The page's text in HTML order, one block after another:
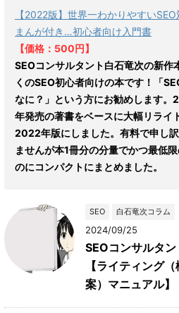
【2022版】世界一わかりやすいSEO
まんが付き…初心者向け入門書
【価格：500円】
SEOコンサルタント白石竜次の新作
くのSEO初心者向けの本です！「
なに？」という方にお勧めします。
年発売の著書をベースに大幅リライ
2022年版にしました。有料で申し訳
ませんが本1冊分の分量でかつ最低
のにコンパクトにまとめました。
SEO 白石竜次コラム
2024/09/25
SEOコンサルタン
【ライティング
案）マニュアル】